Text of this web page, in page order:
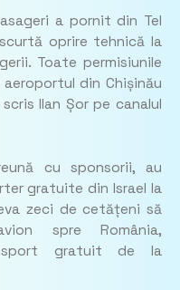
a pornit din Tel
oprire tehnică la
Toate permisiunile
din Chișinău
Ilan Șor pe canalul
cu sponsorii, au
gratuite din Israel la
zeci de cetățeni să
spre România,
gratuit de la